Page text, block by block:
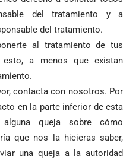
del tratamiento y a
del tratamiento.
al tratamiento de tus
a menos que existan
contacta con nosotros. Por
en la parte inferior de esta
queja sobre cómo
que nos la hicieras saber,
una queja a la autoridad